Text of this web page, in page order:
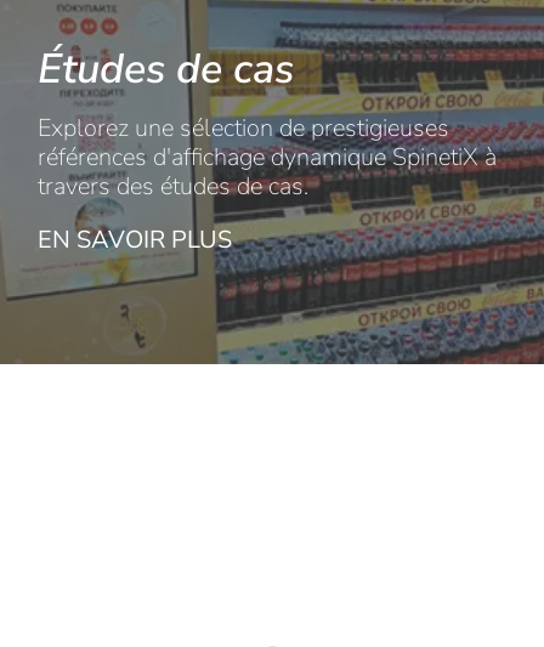
Études de cas
Explorez une sélection de prestigieuses
références d'affichage dynamique SpinetiX à
travers des études de cas.
EN SAVOIR PLUS